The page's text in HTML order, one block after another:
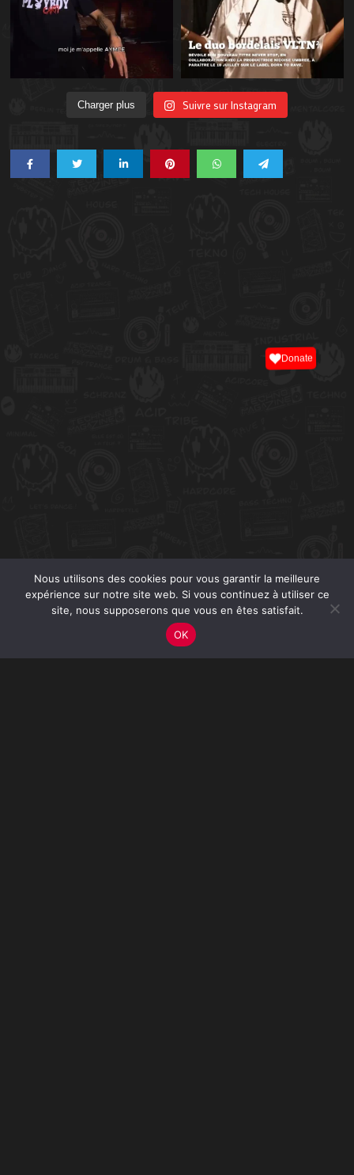
Charger plus Suivre sur Instagram
Nous utilisons des cookies pour vous garantir la meilleure
expérience sur notre site web. Si vous continuez à utiliser ce
site, nous supposerons que vous en êtes satisfait.
OK
Donate